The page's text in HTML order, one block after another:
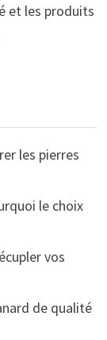
et les produits
les pierres
le choix
vos
de qualité